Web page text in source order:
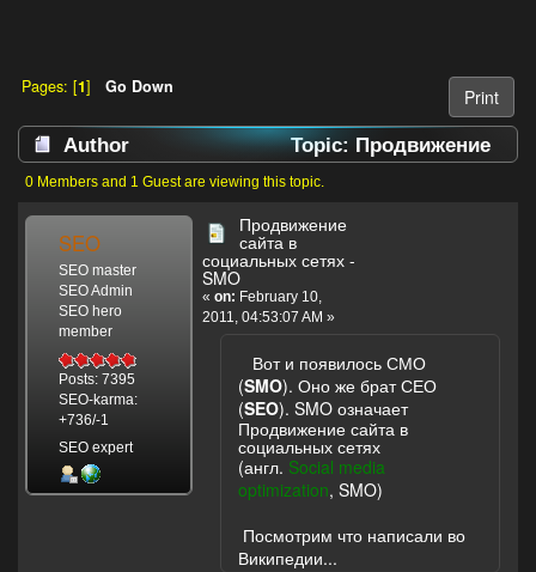
Print
Pages: [1] Go Down
Author
Topic: Продвижение
сайта в социальных сетях - SMO (Read 4717
times)
0 Members and 1 Guest are viewing this topic.
SEO
SEO master
SEO Admin
SEO hero
member
Posts: 7395
SEO-karma:
+736/-1
SEO expert
Продвижение
сайта в
социальных сетях -
SMO
« on: February 10,
2011, 04:53:07 AM »
Вот и появилось СМО
(SMO). Оно же брат СЕО
(SEO). SMO означает
Продвижение сайта в
социальных сетях
(англ. Social media
optimization, SMO)
Посмотрим что написали во
Википедии...